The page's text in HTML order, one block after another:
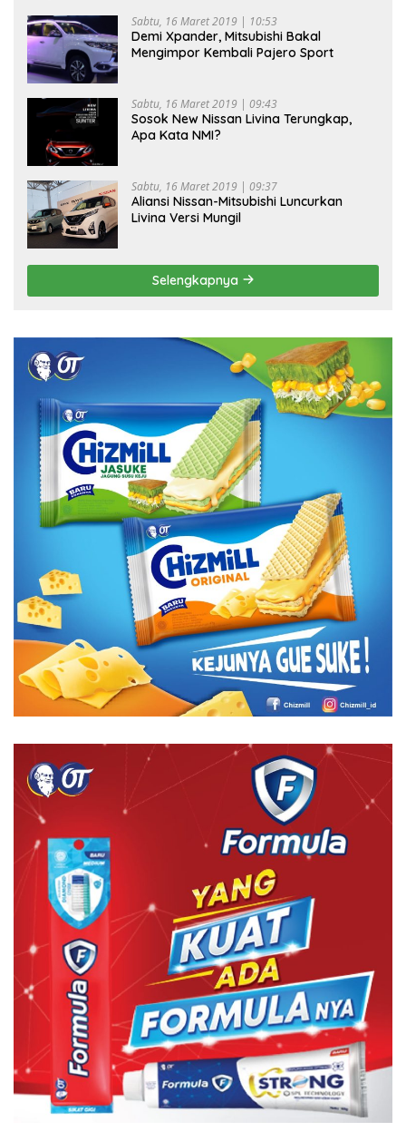
Sabtu, 16 Maret 2019 | 10:53
Demi Xpander, Mitsubishi Bakal
Mengimpor Kembali Pajero Sport
Sabtu, 16 Maret 2019 | 09:43
Sosok New Nissan Livina Terungkap,
Apa Kata NMI?
Sabtu, 16 Maret 2019 | 09:37
Aliansi Nissan-Mitsubishi Luncurkan
Livina Versi Mungil
Selengkapnya